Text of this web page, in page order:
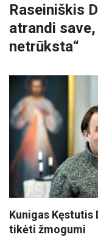
Raseiniškis
atrandi
netrūksta“
Kunigas Kęstutis
tikėti žmogumi